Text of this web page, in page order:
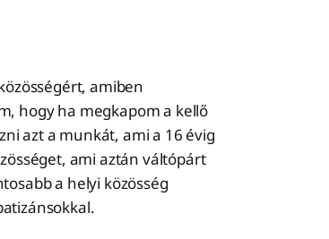
amiben
hogy ha megkapom a kellő
azt a munkát, ami a 16 évig
ami aztán váltópárt
a helyi közösség